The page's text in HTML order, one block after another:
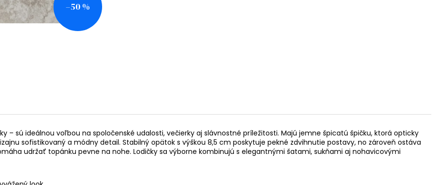
–50 %
– sú ideálnou voľbou na spoločenské udalosti, večierky aj slávnostné príležitosti. Majú jemne špicatú špičku, ktorá opticky
sofistikovaný a módny detail. Stabilný opätok s výškou 8,5 cm poskytuje pekné zdvihnutie postavy, no zároveň ostáva
udržať topánku pevne na nohe. Lodičky sa výborne kombinujú s elegantnými šatami, sukňami aj nohavicovými